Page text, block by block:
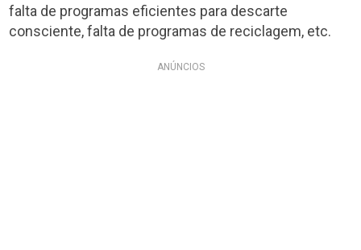
falta de programas eficientes para descarte
consciente, falta de programas de reciclagem, etc.
ANÚNCIOS